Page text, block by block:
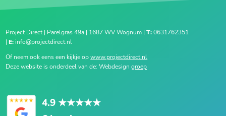
Project Direct | Parelgras 49a | 1687 WV Wognum |T:0631762351
| E: info@projectdirect.nl
Of neem ook eens een kijkje opwww.projectdirect.nl
Deze website is onderdeel van de: Webdesigngroep
4.9 ★★★★★